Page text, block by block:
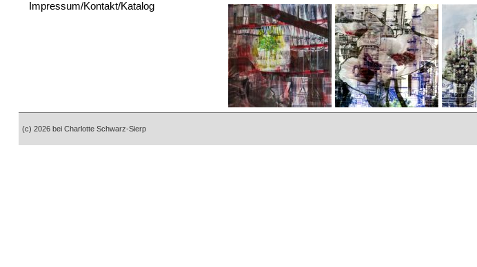
Impressum/Kontakt/Katalog
(c) 2026 bei Charlotte Schwarz-Sierp